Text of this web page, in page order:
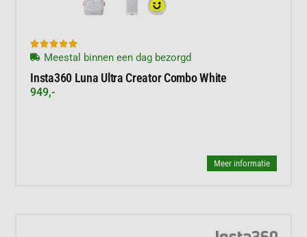

Meestal binnen een dag bezorgd
Insta360 Luna Ultra Creator Combo White
949,-
Meer informatie